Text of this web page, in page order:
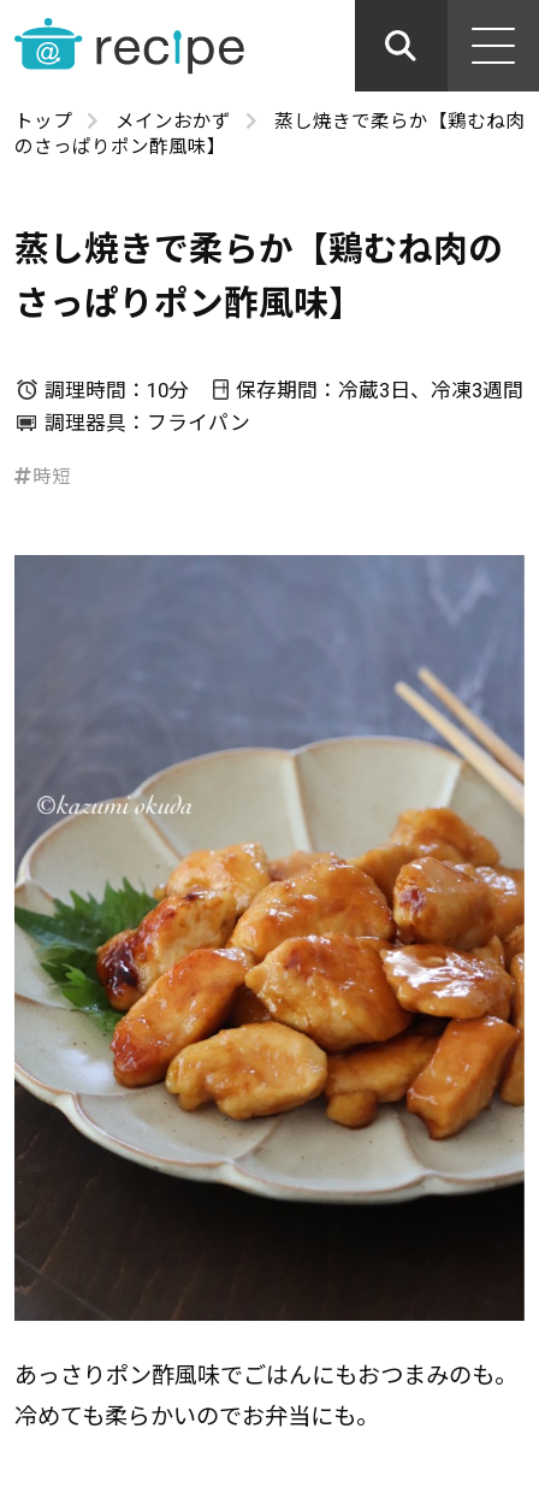
トップ メインおかず
蒸し焼きで柔らか【鶏むね肉
のさっぱりポン酢風味】
蒸し焼きで柔らか【鶏むね肉の
さっぱりポン酢風味】
調理時間：10分
保存期間：冷蔵3日、冷凍3週間
調理器具：フライパン
時短
あっさりポン酢風味でごはんにもおつまみのも。
冷めても柔らかいのでお弁当にも。